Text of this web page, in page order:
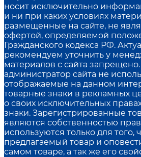
носит исключительно
и ни при каких условиях
размещенные на сайте, не
офертой, определяемой
Гражданского кодекса РФ.
рекомендуем уточнить у
материалов с сайта
администратор сайта не
отображаемые на данном
товарные знаки в рекламных
о своих исключительных
знаки. Зарегистрированные
являются собственностью
используются только для того,
предлагаемый товар и
самом товаре, а так же его